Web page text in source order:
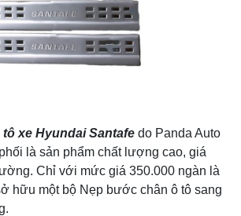
xe Hyundai Santafe do Panda Auto
là sản phẩm chất lượng cao, giá
Chỉ với mức giá 350.000 ngàn là
hữu một bộ Nẹp bước chân ô tô sang